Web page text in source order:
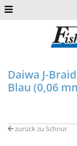
Daiwa J-
Blau (0,06
zurück zu Schnur